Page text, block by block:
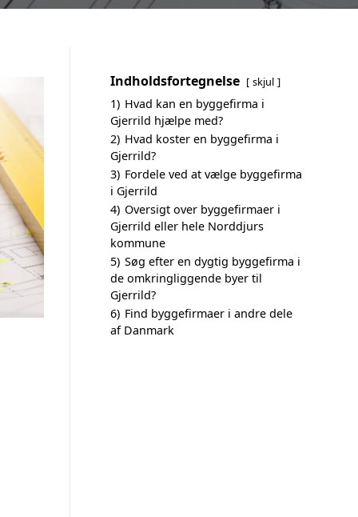
Indholdsfortegnelse skjul
1) Hvad kan en byggefirma i
Gjerrild hjælpe med?
2) Hvad koster en byggefirma i
Gjerrild?
3) Fordele ved at vælge byggefirma
i Gjerrild
4) Oversigt over byggefirmaer i
Gjerrild eller hele Norddjurs
kommune
5) Søg efter en dygtig byggefirma i
de omkringliggende byer til
Gjerrild?
6) Find byggefirmaer i andre dele
af Danmark